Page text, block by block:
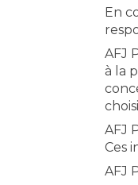
En
AFJ
à la
AFJ
Ces
AFJ